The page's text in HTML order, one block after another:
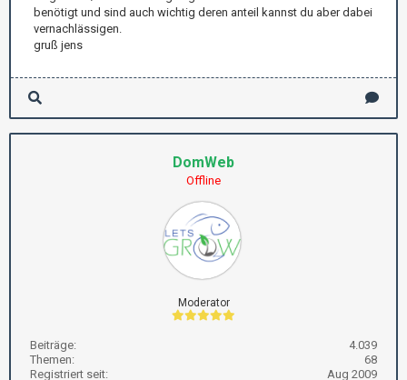
benötigt und sind auch wichtig deren anteil kannst du aber dabei
vernachlässigen.
gruß jens
DomWeb
Offline
Moderator
Beiträge:
4.039
Themen:
68
Registriert seit:
Aug 2009